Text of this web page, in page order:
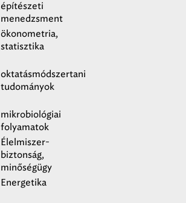
építészeti
menedzsment
ökonometria,
statisztika
oktatásmódszertani
tudományok
mikrobiológiai
folyamatok
Élelmiszer-
biztonság,
minőségügy
Energetika